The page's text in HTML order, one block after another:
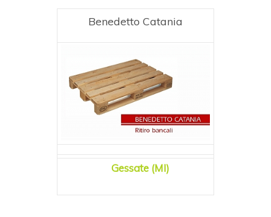
Benedetto Catania
Gessate (MI)